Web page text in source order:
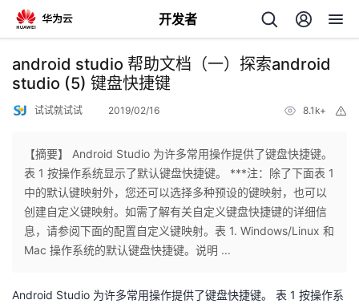
开发者
返
回
个
人
我
android studio 帮助文档（一）探索android
studio (5) 键盘快捷键
试试就试试 2019/02/16 8.1k+
【摘要】 Android Studio 为许多常用操作提供了键盘快捷键。
表 1 按操作系统显示了默认键盘快捷键。 ***注：除了下面表 1
中的默认键映射外，您还可以选择多种预设的键映射，也可以
创建自定义键映射。如需了解有关自定义键盘快捷键的详细信
息，请参阅下面的配置自定义键映射。表 1. Windows/Linux 和
Mac 操作系统的默认键盘快捷键。说明 ...
Android Studio 为许多常用操作提供了键盘快捷键。 表 1 按操作系